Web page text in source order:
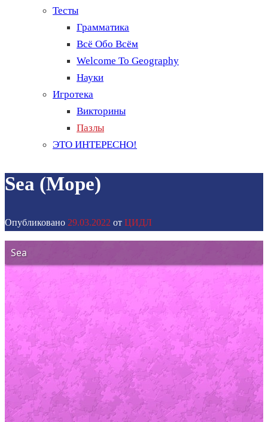
Тесты
Грамматика
Всё Обо Всём
Welcome To Geography
Науки
Игротека
Викторины
Пазлы
ЭТО ИНТЕРЕСНО!
Sea (Море)
Опубликовано 29.03.2022 от ЦИДЛ